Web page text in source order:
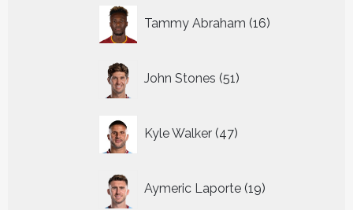
Tammy Abraham 16
producten
John Stones 51
producten
Kyle Walker 47
producten
Aymeric Laporte 19
producten